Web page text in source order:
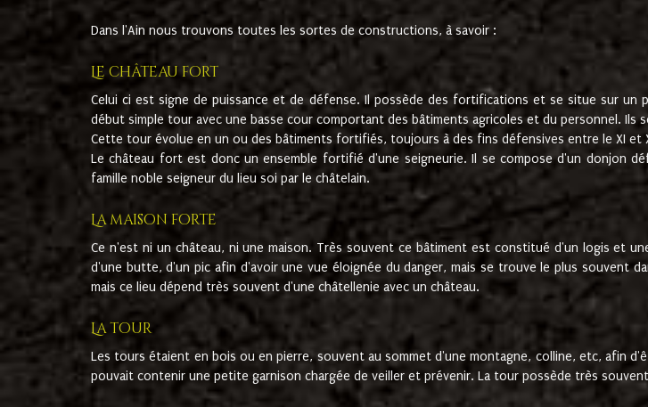
Dans l'Ain nous trouvons toutes les sortes de constructions, à savoir :
Le château fort
Celui ci est signe de puissance et de défense. Il possède des fortifications et se situe sur
début simple tour avec une basse cour comportant des bâtiments agricoles et du personnel. Ils
Cette tour évolue en un ou des bâtiments fortifiés, toujours à des fins défensives entre le XI et
Le château fort est donc un ensemble fortifié d'une seigneurie. Il se compose d'un donjon
famille noble seigneur du lieu soi par le châtelain.
La maison forte
Ce n'est ni un château, ni une maison. Très souvent ce bâtiment est constitué d'un logis et
d'une butte, d'un pic afin d'avoir une vue éloignée du danger, mais se trouve le plus souvent
mais ce lieu dépend très souvent d'une châtellenie avec un château.
La tour
Les tours étaient en bois ou en pierre, souvent au sommet d'une montagne, colline, etc, afin
pouvait contenir une petite garnison chargée de veiller et prévenir. La tour possède très